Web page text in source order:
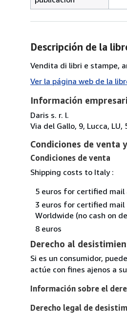
Descripción de la
Vendita di libri e stampe,
Ver la página web de la
Información
Daris s. r. l.
Via del Gallo, 9, Lucca, LU,
Condiciones de venta
Condiciones de venta
Shipping costs to Italy :
5 euros for certified mail
3 euros for certified mail
Worldwide (no cash on
8 euros
Derecho al
Si es un consumidor,
actúe con fines ajenos a
Información sobre el
Derecho legal de